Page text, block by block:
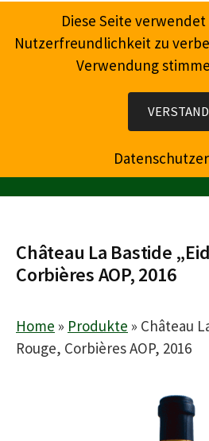
Inhalt
Wein, Champagner,
Château La Bastide
Corbières AOP, 2016
Home » Produkte » Château
Rouge, Corbières AOP, 2016
Diese Seite
Nutzerfreundlichkeit zu
Verwendung